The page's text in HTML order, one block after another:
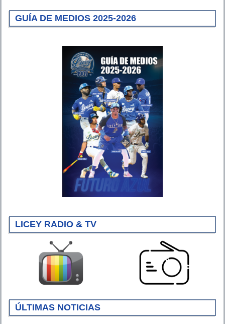
GUÍA DE MEDIOS 2025-2026
LICEY RADIO & TV
ÚLTIMAS NOTICIAS